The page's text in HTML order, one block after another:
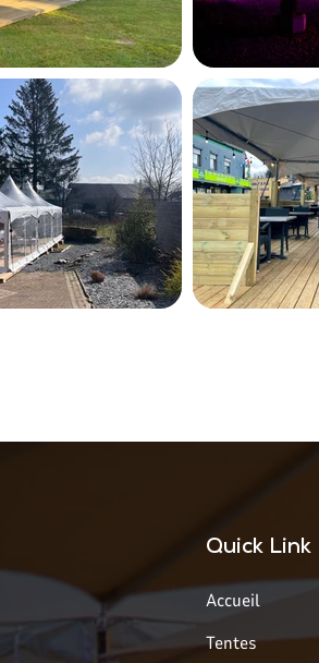
Quick Link
Accueil
Tentes